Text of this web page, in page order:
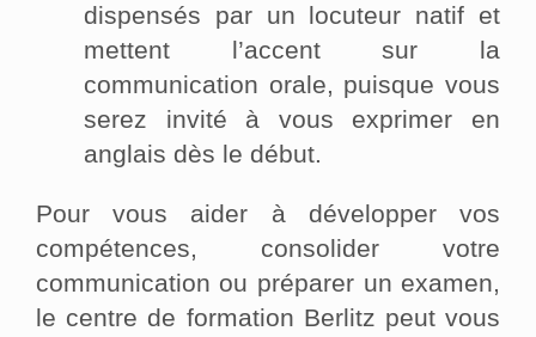
dispensés par un locuteur natif et
mettent l’accent sur la
communication orale, puisque vous
serez invité à vous exprimer en
anglais dès le début.
Pour vous aider à développer vos
compétences, consolider votre
communication ou préparer un examen,
le centre de formation Berlitz peut vous